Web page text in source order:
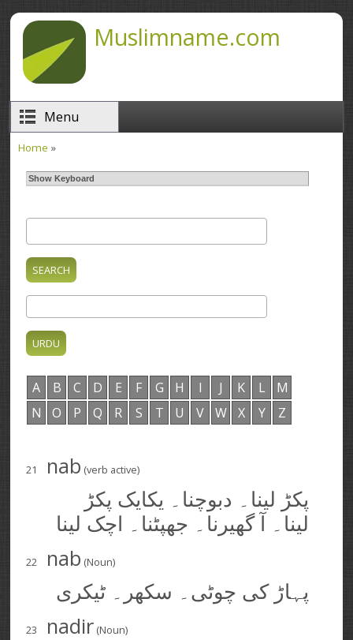
Skip to main contentMuslimname.com
Menu
Home »
Show Keyboard
A B C D E F G H I J K L
M
N
O P Q R S T U V W X Y Z
21 nab (verb active)
پکڑ لینا۔ دبوچنا۔ یکایک پکڑ
لینا۔ آ گھیرنا۔ جھپٹنا۔ اچک لینا
22 nab (Noun)
پہاڑ کی چوٹی۔ سکھر۔ ٹیکری
23 nadir (Noun)